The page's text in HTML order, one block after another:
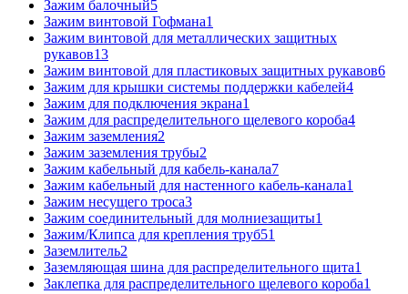
Зажим балочный5
Зажим винтовой Гофмана1
Зажим винтовой для металлических защитных
рукавов13
Зажим винтовой для пластиковых защитных рукавов6
Зажим для крышки системы поддержки кабелей4
Зажим для подключения экрана1
Зажим для распределительного щелевого короба4
Зажим заземления2
Зажим заземления трубы2
Зажим кабельный для кабель-канала7
Зажим кабельный для настенного кабель-канала1
Зажим несущего троса3
Зажим соединительный для молниезащиты1
Зажим/Клипса для крепления труб51
Заземлитель2
Заземляющая шина для распределительного щита1
Заклепка для распределительного щелевого короба1